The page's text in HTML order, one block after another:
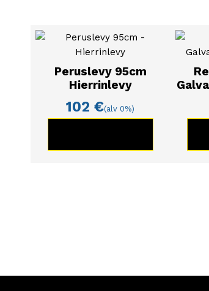
Peruslevy 95cm
Hierrinlevy
102€(alv 0%)